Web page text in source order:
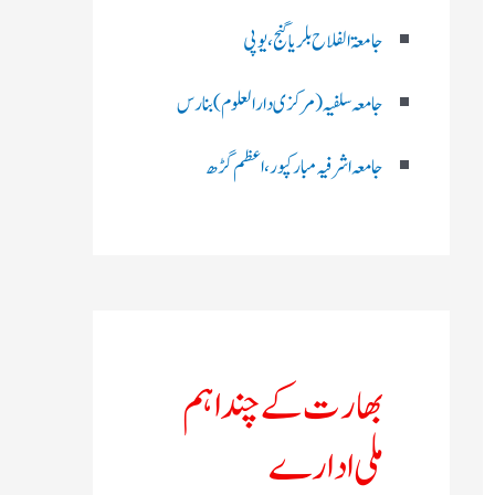
جامعۃ الفلاح بلریاگنج،یوپی
جامعہ سلفیہ(مرکزی دارالعلوم )بنارس
جامعہ اشرفیہ مبارکپور،اعظم گڑھ
بھارت کے چند اہم
ملی ادارے